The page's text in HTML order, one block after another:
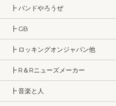
┣ バンドやろうぜ
┣ GB
┣ ロッキングオンジャパン他
┣ R＆Rニューズメーカー
┣ 音楽と人